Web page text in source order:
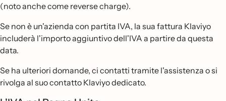
(noto anche come reverse charge).
Se non è un'azienda con partita IVA, la sua fattura Klaviyo
includerà l'importo aggiuntivo dell'IVA a partire da questa
data.
Se ha ulteriori domande, ci contatti tramite l'assistenza o si
rivolga al suo contatto Klaviyo dedicato.